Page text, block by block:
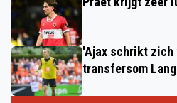
'Ajax schrikt zich
transfersom